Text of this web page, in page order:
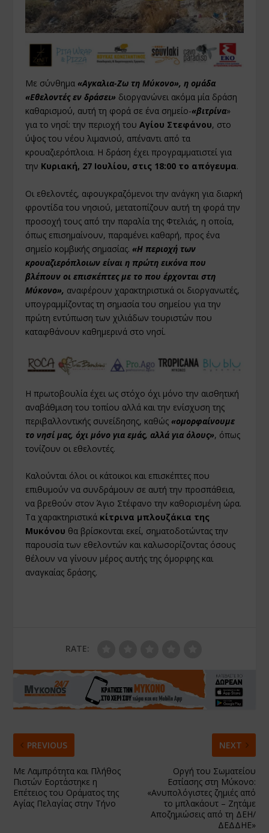
Με σύνθημα«Αγκαλια-Ζω τη Μύκονο», η ομάδα
«Εθελοντές εν δράσει» διοργανώνει ακόμα μία δράση
καθαρισμού, αυτή τη φορά σε ένα σημείο-«βιτρίνα»
για το νησί: την περιοχή τουΑγίου Στεφάνου, στο
ύψος του νέου λιμανιού, απέναντι από τα
κρουαζιερόπλοια. Η δράση έχει προγραμματιστεί για
την Κυριακή, 27 Ιουλίου, στις 18:00 το απόγευμα.
Οι εθελοντές, αφουγκραζόμενοι την ανάγκη για διαρκή
φροντίδα του νησιού, μετατοπίζουν αυτή τη φορά την
προσοχή τους από την παραλία της Φτελιάς, η οποία,
όπως επισημαίνουν, παραμένει καθαρή, προς ένα
σημείο κομβικής σημασίας.«Η περιοχή των
κρουαζιερόπλοιων είναι η πρώτη εικόνα που
βλέπουν οι επισκέπτες με το που έρχονται στη
Μύκονο», αναφέρουν χαρακτηριστικά οι διοργανωτές,
υπογραμμίζοντας τη σημασία του σημείου για την
πρώτη εντύπωση των χιλιάδων τουριστών που
καταφθάνουν καθημερινά στο νησί.
Η πρωτοβουλία έχει ως στόχο όχι μόνο την αισθητική
αναβάθμιση του τοπίου αλλά και την ενίσχυση της
περιβαλλοντικής συνείδησης, καθώς«ομορφαίνουμε
το νησί μας, όχι μόνο για εμάς, αλλά για όλους», όπως
τονίζουν οι εθελοντές.
Καλούνται όλοι οι κάτοικοι και επισκέπτες που
επιθυμούν να συνδράμουν σε αυτή την προσπάθεια,
να βρεθούν στον Άγιο Στέφανο την καθορισμένη ώρα.
Τα χαρακτηριστικά κίτρινα μπλουζάκια της
Μυκόνου θα βρίσκονται εκεί, σηματοδοτώντας την
παρουσία των εθελοντών και καλωσορίζοντας όσους
θέλουν να γίνουν μέρος αυτής της όμορφης και
αναγκαίας δράσης.
RATE:
PREVIOUS
Με Λαμπρότητα και Πλήθος
Πιστών Εορτάστηκε η
Επέτειος του Οράματος της
Αγίας Πελαγίας στην Τήνο
NEXT
Οργή του Σωματείου
Εστίασης στη Μύκονο:
«Ανυπολόγιστες ζημιές από
το μπλακάουτ – Ζητάμε
Αποζημιώσεις από τη ΔΕΗ/
ΔΕΔΔΗΕ»